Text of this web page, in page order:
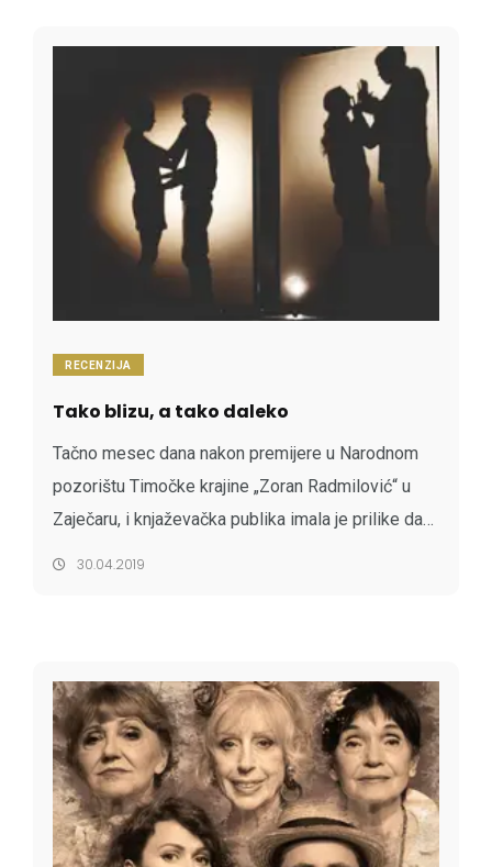
RECENZIJA
Tako blizu, a tako daleko
Tačno mesec dana nakon premijere u Narodnom
pozorištu Timočke krajine „Zoran Radmilović“ u
Zaječaru, i knjaževačka publika imala je prilike da
30.04.2019